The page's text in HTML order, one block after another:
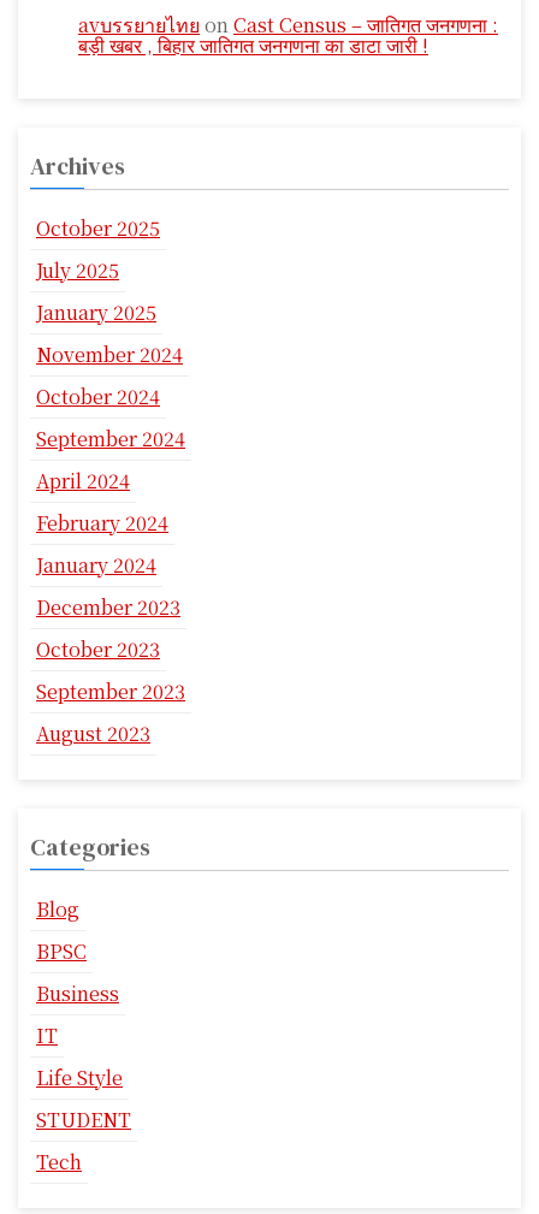
avบรรยายไทย onCast Census – जातिगत जनगणना :
बड़ी खबर , बिहार जातिगत जनगणना का डाटा जारी !
Archives
October 2025
July 2025
January 2025
November 2024
October 2024
September 2024
April 2024
February 2024
January 2024
December 2023
October 2023
September 2023
August 2023
Categories
Blog
BPSC
Business
IT
Life Style
STUDENT
Tech